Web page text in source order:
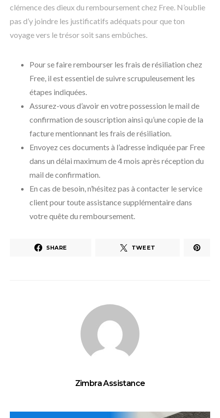
clémence des dieux du remboursement chez Free. N’oublie
pas d’y joindre les justificatifs adéquats pour que ton
voyage vers le trésor soit sans embûches.
Pour se faire rembourser les frais de résiliation chez
Free, il est essentiel de suivre scrupuleusement les
étapes indiquées.
Assurez-vous d’avoir en votre possession le mail de
confirmation de souscription ainsi qu’une copie de la
facture mentionnant les frais de résiliation.
Envoyez ces documents à l’adresse indiquée par Free
dans un délai maximum de 4 mois après réception du
mail de confirmation.
En cas de besoin, n’hésitez pas à contacter le service
client pour toute assistance supplémentaire dans
votre quête du remboursement.
SHARE TWEET
Zimbra Assistance